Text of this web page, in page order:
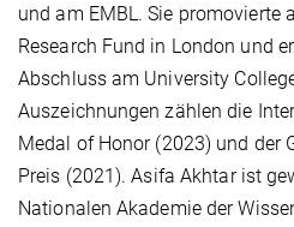
und am EMBL. Sie promovierte
Research Fund in London und
Abschluss am University
Auszeichnungen zählen die
Medal of Honor (2023) und der
Preis (2021). Asifa Akhtar ist
Nationalen Akademie der